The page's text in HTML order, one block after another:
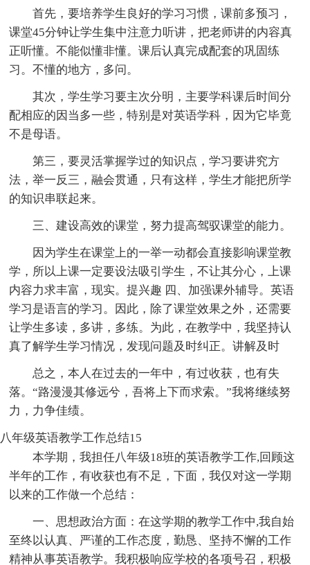
首先，要培养学生良好的学习习惯，课前多预习，
课堂45分钟让学生集中注意力听讲，把老师讲的内容真
正听懂。不能似懂非懂。课后认真完成配套的巩固练
习。不懂的地方，多问。
其次，学生学习要主次分明，主要学科课后时间分
配相应的因当多一些，特别是对英语学科，因为它毕竟
不是母语。
第三，要灵活掌握学过的知识点，学习要讲究方
法，举一反三，融会贯通，只有这样，学生才能把所学
的知识串联起来。
三、建设高效的课堂，努力提高驾驭课堂的能力。
因为学生在课堂上的一举一动都会直接影响课堂教
学，所以上课一定要设法吸引学生，不让其分心，上课
内容力求丰富，现实。提兴趣 四、加强课外辅导。英语
学习是语言的学习。因此，除了课堂效果之外，还需要
让学生多读，多讲，多练。为此，在教学中，我坚持认
真了解学生学习情况，发现问题及时纠正。讲解及时
总之，本人在过去的一年中，有过收获，也有失
落。“路漫漫其修远兮，吾将上下而求索。”我将继续努
力，力争佳绩。
八年级英语教学工作总结15
本学期，我担任八年级18班的英语教学工作,回顾这
半年的工作，有收获也有不足，下面，我仅对这一学期
以来的工作做一个总结：
一、思想政治方面：在这学期的教学工作中,我自始
至终以认真、严谨的工作态度，勤恳、坚持不懈的工作
精神从事英语教学。我积极响应学校的各项号召，积极